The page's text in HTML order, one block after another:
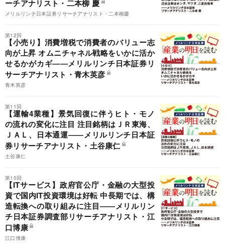
ーチアナリスト・二本柳 慶
メリルリンチ日本証券リサーチアナリスト・二本柳慶
第12回
【小売り】消費増税で消費者のバリュー志
向が上昇 オムニチャネル戦略をいかに活か
せるかがカギ――メリルリンチ日本証券リ
サーチアナリスト・青木英彦
青木英彦
第11回
【運輸4業種】景気回復に伴うヒト・モノ
の流れの変化に注目 注目銘柄はＪＲ東海、
ＪＡＬ、日本通運――メリルリンチ日本証
券リサーチアナリスト・土谷康仁
土谷康仁
第10回
【ITサービス】政府官公庁・金融の大型投
資で国内IT投資環境は好転 中長期では、構
造転換への取り組みに注目――メリルリン
チ日本証券調査部リサーチアナリスト・江
口博康
江口博康